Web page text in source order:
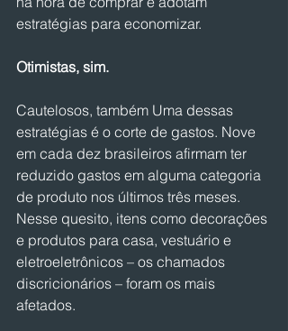
estratégias para economizar.
Otimistas, sim.
Cautelosos, também Uma dessas
estratégias é o corte de gastos. Nove
em cada dez brasileiros afirmam ter
reduzido gastos em alguma categoria
de produto nos últimos três meses.
Nesse quesito, itens como decorações
e produtos para casa, vestuário e
eletroeletrônicos – os chamados
discricionários – foram os mais
afetados.